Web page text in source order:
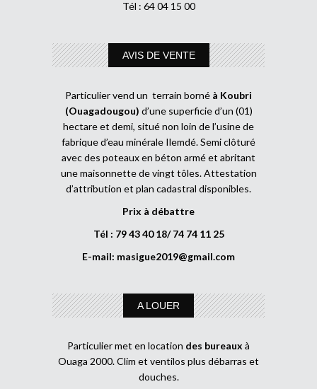
Tél : 64 04 15 00
AVIS DE VENTE
Particulier vend un terrain borné à Koubri
(Ouagadougou) d’une superficie d’un (01)
hectare et demi, situé non loin de l’usine de
fabrique d’eau minérale Ilemdé. Semi clôturé
avec des poteaux en béton armé et abritant
une maisonnette de vingt tôles. Attestation
d’attribution et plan cadastral disponibles.
Prix à débattre
Tél : 79 43 40 18/ 74 74 11 25
E-mail: masigue2019@gmail.com
A LOUER
Particulier met en location des bureaux à
Ouaga 2000. Clim et ventilos plus débarras et
douches.